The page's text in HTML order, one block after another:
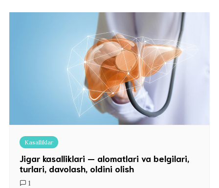
Kasalliklar
Jigar kasalliklari — alomatlari va belgilari,
turlari, davolash, oldini olish
1